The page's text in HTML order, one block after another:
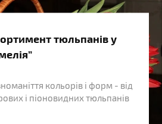
тюльпанів у
кольорів і форм - від
і піоновидних тюльпанів